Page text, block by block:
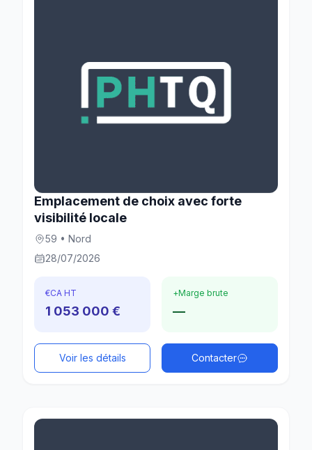
Emplacement de choix avec forte
visibilité locale
59 • Nord
28/07/2026
€CA HT
1 053 000 €
+Marge brute
—
Voir les détails Contacter